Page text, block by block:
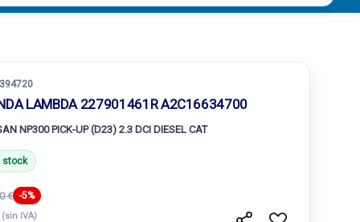
LAMBDA 227901461R A2C16634700
NP300 PICK-UP (D23) 2.3 DCI DIESEL CAT
stock
€ -5%
(sin IVA)